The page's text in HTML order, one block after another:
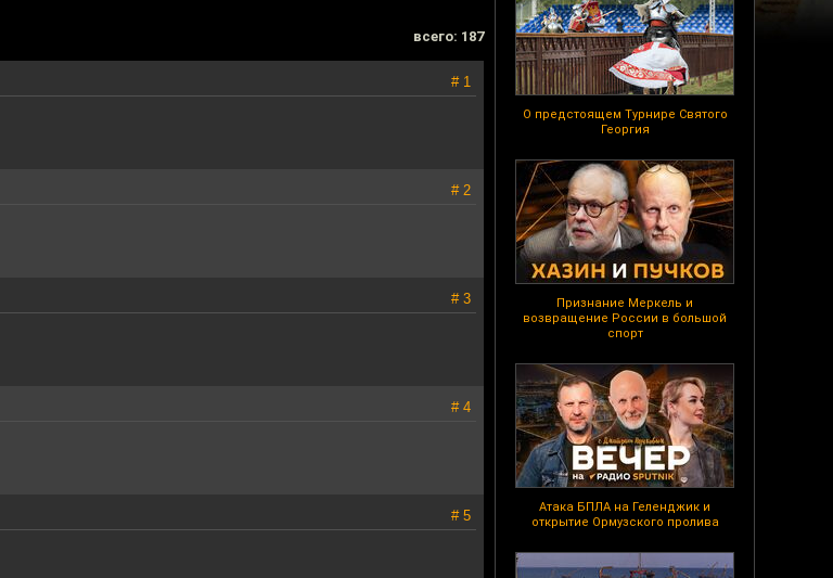
О предстоящем Турнире Святого
Георгия
Признание Меркель и
возвращение России в большой
спорт
Атака БПЛА на Геленджик и
открытие Ормузского пролива
всего: 187
# 1
# 2
# 3
# 4
# 5